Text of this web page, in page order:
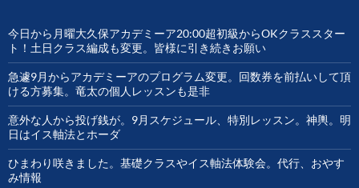
今日から月曜大久保アカデミーア20:00超初級からOKクラススター
ト！土日クラス編成も変更。皆様に引き続きお願い
急遽9月からアカデミーアのプログラム変更。回数券を前払いして頂
ける方募集。竜太の個人レッスンも是非
意外な人から投げ銭が。9月スケジュール、特別レッスン。神輿。明
日はイス軸法とホーダ
ひまわり咲きました。基礎クラスやイス軸法体験会。代行、おやす
み情報